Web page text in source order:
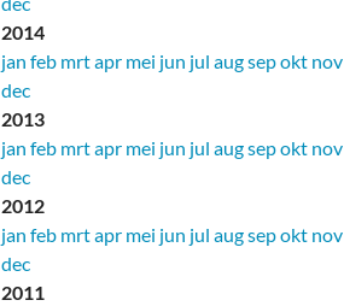
2014
jan feb mrtapr mei jun jul augsepokt nov
dec
2013
jan feb mrtapr mei jun jul augsepokt nov
dec
2012
jan feb mrtapr mei jun jul augsepokt nov
dec
2011